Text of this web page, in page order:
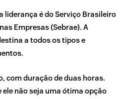
liderança é do Serviço Brasileiro
Empresas (Sebrae). A
a todos os tipos e
com duração de duas horas.
não seja uma ótima opção